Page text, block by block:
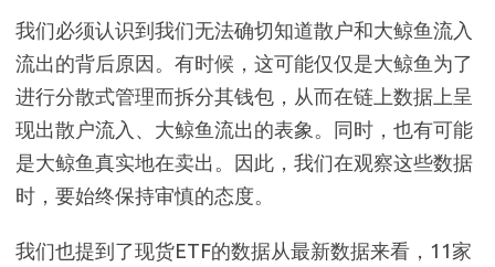
我们必须认识到我们无法确切知道散户和大鲸鱼流入
流出的背后原因。有时候，这可能仅仅是大鲸鱼为了
进行分散式管理而拆分其钱包，从而在链上数据上呈
现出散户流入、大鲸鱼流出的表象。同时，也有可能
是大鲸鱼真实地在卖出。因此，我们在观察这些数据
时，要始终保持审慎的态度。
我们也提到了现货ETF的数据从最新数据来看，11家